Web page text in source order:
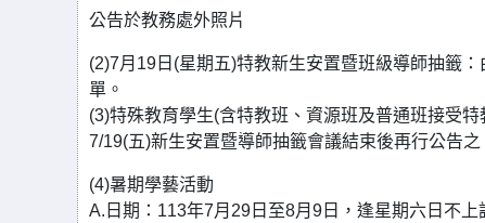
公告於教務處外照片
(2)7月19日(星期五)特教新生安置暨班級導師抽籤
單。
(3)特殊教育學生(含特教班、資源班及普通班接受
7/19(五)新生安置暨導師抽籤會議結束後再行公告之
(4)暑期學藝活動
A.日期：113年7月29日至8月9日，逢星期六日不